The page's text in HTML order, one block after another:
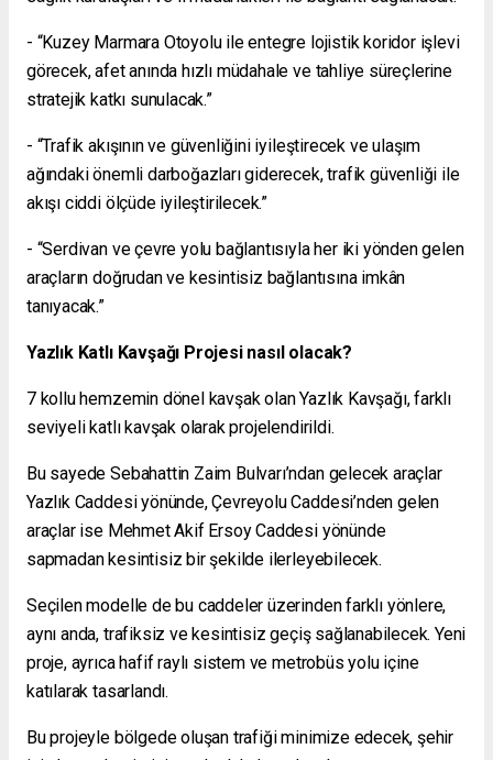
- “Kuzey Marmara Otoyolu ile entegre lojistik koridor işlevi
görecek, afet anında hızlı müdahale ve tahliye süreçlerine
stratejik katkı sunulacak.”
- “Trafik akışının ve güvenliğini iyileştirecek ve ulaşım
ağındaki önemli darboğazları giderecek, trafik güvenliği ile
akışı ciddi ölçüde iyileştirilecek.”
- “Serdivan ve çevre yolu bağlantısıyla her iki yönden gelen
araçların doğrudan ve kesintisiz bağlantısına imkân
tanıyacak.”
Yazlık Katlı Kavşağı Projesi nasıl olacak?
7 kollu hemzemin dönel kavşak olan Yazlık Kavşağı, farklı
seviyeli katlı kavşak olarak projelendirildi.
Bu sayede Sebahattin Zaim Bulvarı’ndan gelecek araçlar
Yazlık Caddesi yönünde, Çevreyolu Caddesi’nden gelen
araçlar ise Mehmet Akif Ersoy Caddesi yönünde
sapmadan kesintisiz bir şekilde ilerleyebilecek.
Seçilen modelle de bu caddeler üzerinden farklı yönlere,
aynı anda, trafiksiz ve kesintisiz geçiş sağlanabilecek. Yeni
proje, ayrıca hafif raylı sistem ve metrobüs yolu içine
katılarak tasarlandı.
Bu projeyle bölgede oluşan trafiği minimize edecek, şehir